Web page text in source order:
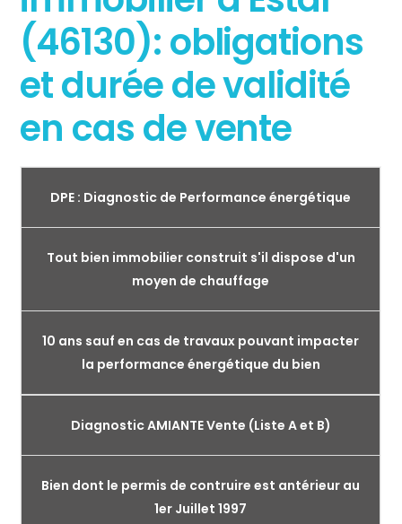
(46130): obligations
et durée de validité
en cas de vente
DPE : Diagnostic de Performance énergétique
Tout bien immobilier construit s'il dispose d'un
moyen de chauffage
10 ans sauf en cas de travaux pouvant impacter
la performance énergétique du bien
Diagnostic AMIANTE Vente (Liste A et B)
Bien dont le permis de contruire est antérieur au
1er Juillet 1997